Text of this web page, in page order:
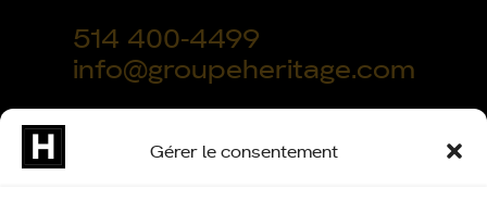
Gérer le consentement
514 400-4499
info@groupeheritage.com